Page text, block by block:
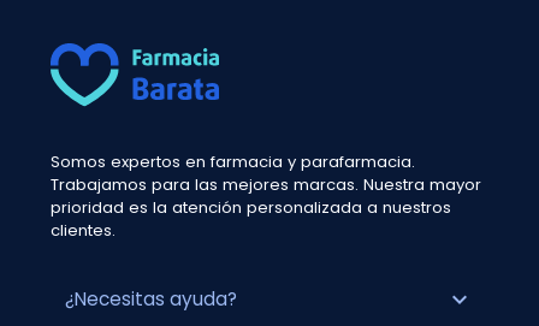
Somos expertos en farmacia y parafarmacia.
Trabajamos para las mejores marcas. Nuestra mayor
prioridad es la atención personalizada a nuestros
clientes.
¿Necesitas ayuda? expand_more